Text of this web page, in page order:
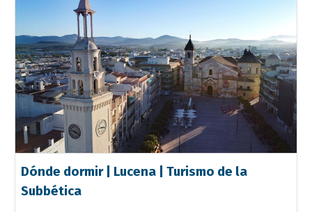
Dónde dormir | Lucena | Turismo de la
Subbética